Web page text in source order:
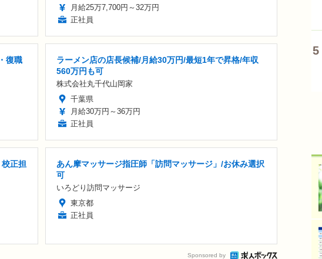
月給25万7,700円～32万円
正社員
復職
ラーメン店の店長候補/月給30万円/最短1年で昇格/年収
560万円も可
株式会社丸千代山岡家
千葉県
月給30万円～36万円
正社員
正担
あん摩マッサージ指圧師「訪問マッサージ」/お休み選択
可
いろどり訪問マッサージ
東京都
正社員
Sponsored by